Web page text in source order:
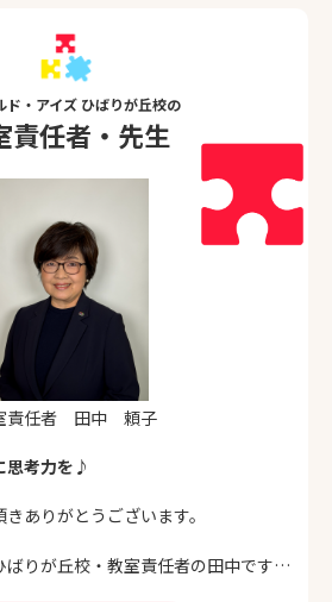
ド・アイズ ひばりが丘校の
責任者・先生
責任者 田中 頼子
思考力を♪
ありがとうございます。
りが丘校・教室責任者の田中です。